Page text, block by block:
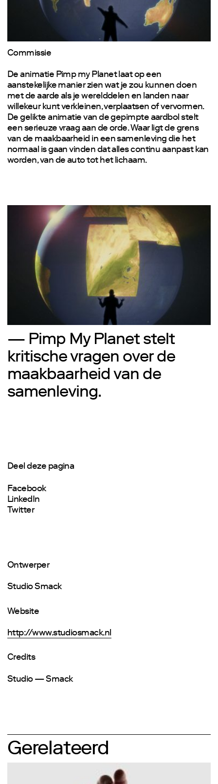
Commissie
De animatie Pimp my Planet laat op een
aanstekelijke manier zien wat je zou kunnen doen
met de aarde als je werelddelen en landen naar
willekeur kunt verkleinen, verplaatsen of vervormen.
De gelikte animatie van de gepimpte aardbol stelt
een serieuze vraag aan de orde. Waar ligt de grens
van de maakbaarheid in een samenleving die het
normaal is gaan vinden dat alles continu aanpast kan
worden, van de auto tot het lichaam.
— Pimp My Planet stelt
kritische vragen over de
maakbaarheid van de
samenleving.
Deel deze pagina
Facebook
LinkedIn
Twitter
Ontwerper
Studio Smack
Website
http://www.studiosmack.nl
Credits
Studio — Smack
Gerelateerd